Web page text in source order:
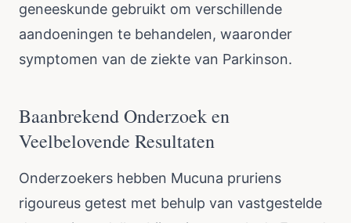
geneeskunde gebruikt om verschillende
aandoeningen te behandelen, waaronder
symptomen van de ziekte van Parkinson.
Baanbrekend Onderzoek en
Veelbelovende Resultaten
Onderzoekers hebben Mucuna pruriens
rigoureus getest met behulp van vastgestelde